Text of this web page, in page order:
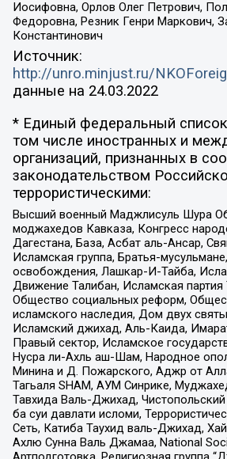
Иосифовна, Орлов Олег Петрович,
Федоровна, Резник Генри Маркович,
Константинович
Источник:
http://unro.minjust.ru/
данные на 24.03.2022
* Единый федеральный список
том числе иностранных и
организаций, признанных в
законодательством
террористическими:
Высший военный Маджлисуль Шура
моджахедов Кавказа, Конгресс
Дагестана, База, Асбат аль-Ансар,
Исламская группа, Братья-
освобождения, Лашкар-И-Тайба,
Движение Талибан, Исламская партия
Общество социальных реформ,
исламского наследия, Дом двух
Исламский джихад, Аль-Каида,
Правый сектор, Исламское
Нусра ли-Ахль аш-Шам, Народное
Минина и Д. Пожарского, Аджр от
Тагьаля SHAM, АУМ Синрике,
Тавхида Валь-Джихад,
ба суи давлати исломи,
Сеть, Катиба Таухид валь-Джихад,
Ахлю Сунна Валь Джамаа, National